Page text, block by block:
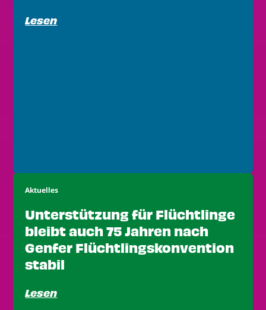
Lesen
Aktuelles
Unterstützung für Flüchtlinge
bleibt auch 75 Jahren nach
Genfer Flüchtlingskonvention
stabil
Lesen